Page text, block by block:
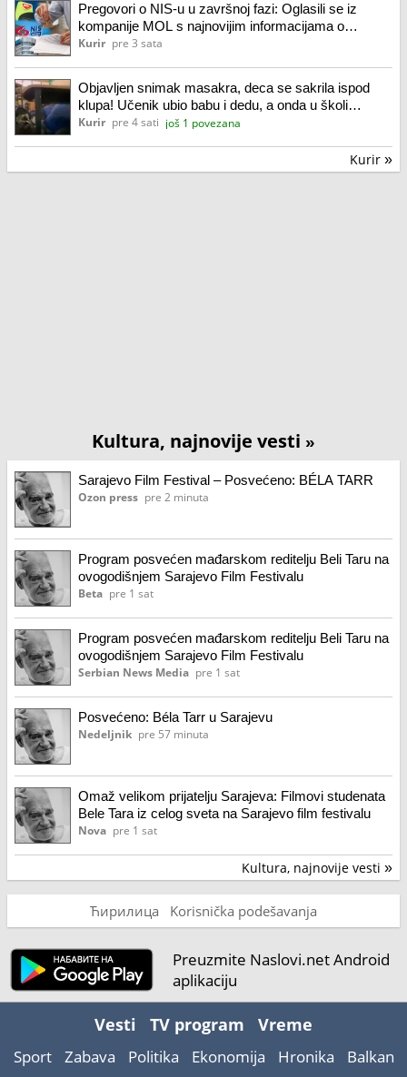
Pregovori o NIS-u u završnoj fazi: Oglasili se iz
kompanije MOL s najnovijim informacijama o
razgovoru s ruskim vlasnicima
Kurir pre 3 sata
Objavljen snimak masakra, deca se sakrila ispod
klupa! Učenik ubio babu i dedu, a onda u školi
nastavio krvavi pir, pucao na nastavnike i đake!
Kurir pre 4 sati još 1 povezana
Kurir »
Kultura, najnovije vesti »
Sarajevo Film Festival – Posvećeno: BÉLA TARR
Ozon press pre 2 minuta
Program posvećen mađarskom reditelju Beli Taru na
ovogodišnjem Sarajevo Film Festivalu
Beta pre 1 sat
Program posvećen mađarskom reditelju Beli Taru na
ovogodišnjem Sarajevo Film Festivalu
Serbian News Media pre 1 sat
Posvećeno: Béla Tarr u Sarajevu
Nedeljnik pre 57 minuta
Omaž velikom prijatelju Sarajeva: Filmovi studenata
Bele Tara iz celog sveta na Sarajevo film festivalu
Nova pre 1 sat
Kultura, najnovije vesti »
Ћирилица Korisnička podešavanja
Preuzmite Naslovi.net Android
aplikaciju
Vesti TV program Vreme
Sport Zabava Politika Ekonomija Hronika Balkan